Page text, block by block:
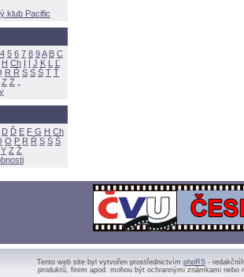
klub Pacific
4 5 6 7 8 9A B C
H Ch I Í J K L
Ľ
R Ř S Ś T Ť
Z
D Ď E F G H Ch
O P R Ř S Ś
Y Z
Tento web site byl vytvořen prostřednictvím phpRS -
produktů, firem apod. mohou být ochrannými známkami